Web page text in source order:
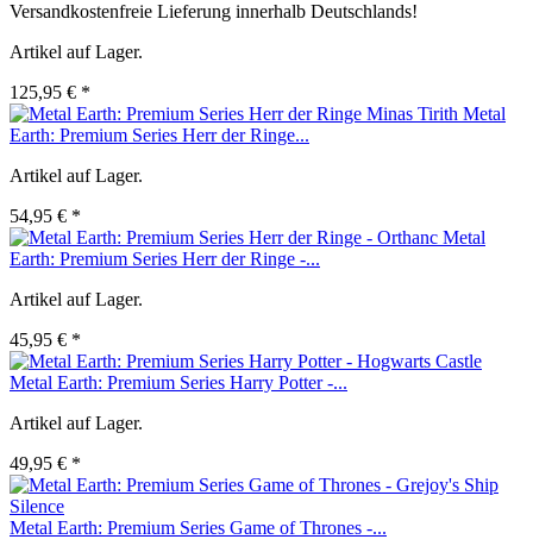
Versandkostenfreie Lieferung innerhalb Deutschlands!
Artikel auf Lager.
125,95 € *
Metal
Earth: Premium Series Herr der Ringe...
Artikel auf Lager.
54,95 € *
Metal
Earth: Premium Series Herr der Ringe -...
Artikel auf Lager.
45,95 € *
Metal Earth: Premium Series Harry Potter -...
Artikel auf Lager.
49,95 € *
Metal Earth: Premium Series Game of Thrones -...